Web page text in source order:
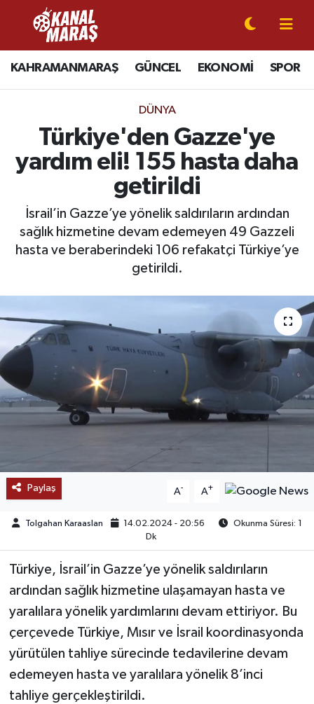
KAHRAMANMARAŞ GÜNCEL EKONOMİ SPOR
DÜNYA
Türkiye'den Gazze'ye
yardım eli! 155 hasta daha
getirildi
İsrail’in Gazze’ye yönelik saldırıların ardından
sağlık hizmetine devam edemeyen 49 Gazzeli
hasta ve beraberindeki 106 refakatçi Türkiye’ye
getirildi.
Paylaş A- A+
Tolgahan Karaaslan 14.02.2024 - 20:56
Okunma Süresi: 1
Dk
Türkiye, İsrail’in Gazze’ye yönelik saldırıların
ardından sağlık hizmetine ulaşamayan hasta ve
yaralılara yönelik yardımlarını devam ettiriyor. Bu
çerçevede Türkiye, Mısır ve İsrail koordinasyonda
yürütülen tahliye sürecinde tedavilerine devam
edemeyen hasta ve yaralılara yönelik 8’inci
tahliye gerçekleştirildi.
CANLI YAYIN
KAHRAMANMARAŞ
SPOR
EKONOMİ
SAĞLIK
EĞİTİM
BÖLGE
POPÜLER
DÜNYA
TREND
MEDYA
OTOMOTİV
TEKNOLOJİ
YAŞAM
Kahramanmaraş Nöbetçi Eczaneler
Kahramanmaraş Hava Durumu
Kahramanmaraş Namaz Vakitleri
Kahramanmaraş Trafik Yoğunluk Haritası
Süper Lig Puan Durumu ve Fikstür
Tüm Manşetler
Son Dakika Haberleri